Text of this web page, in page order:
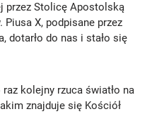
przez Stolicę Apostolską
Piusa X, podpisane przez
dotarło do nas i stało się
kolejny rzuca światło na
znajduje się Kościół